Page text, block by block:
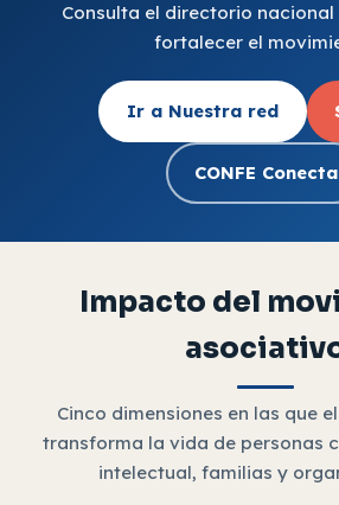
Consulta el directorio
fortalecer el
Ir a Nuestra red
CONFE Conecta
Impacto del
Cinco dimensiones en las que
transforma la vida de personas
intelectual, familias y